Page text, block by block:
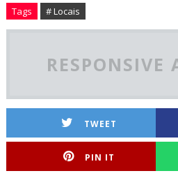
Tags # Locais
RESPONSIVE
TWEET
PIN IT